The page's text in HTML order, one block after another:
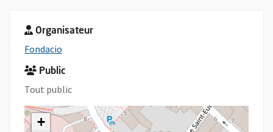
Organisateur
Fondacio
Public
Tout public
+